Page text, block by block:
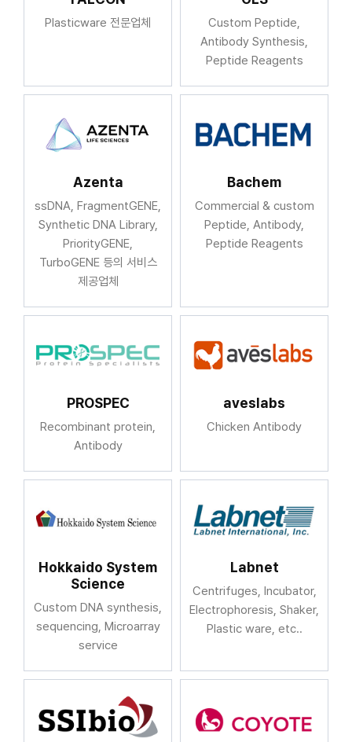
Plasticware 전문업체
Custom Peptide,
Antibody Synthesis,
Peptide Reagents
Azenta
ssDNA, FragmentGENE,
Synthetic DNA Library,
PriorityGENE,
TurboGENE 등의 서비스
제공업체
Bachem
Commercial & custom
Peptide, Antibody,
Peptide Reagents
PROSPEC
Recombinant protein,
Antibody
aveslabs
Chicken Antibody
Hokkaido System
Science
Custom DNA synthesis,
sequencing, Microarray
service
Labnet
Centrifuges, Incubator,
Electrophoresis, Shaker,
Plastic ware, etc..